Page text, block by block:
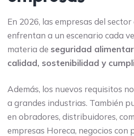
En 2026, las empresas del
enfrentan a un escenario cada
materia de seguridad
calidad, sostenibilidad y
Además, los nuevos requisitos
a grandes industrias. También
en obradores, distribuidores,
empresas Horeca, negocios con